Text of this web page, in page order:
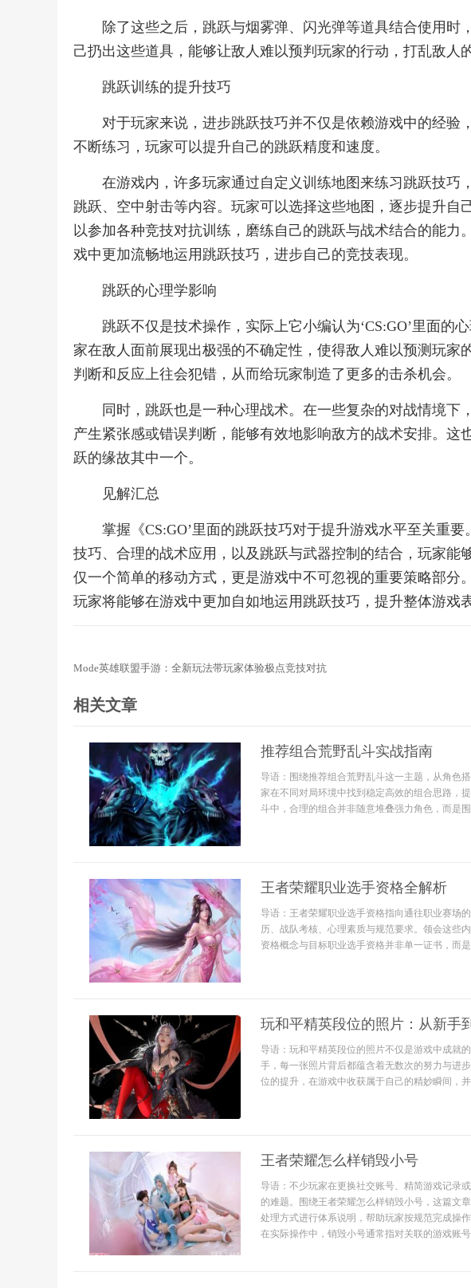
除了这些之后，跳跃与烟雾弹、闪光弹等道具结合使用时
己扔出这些道具，能够让敌人难以预判玩家的行动，打乱敌人
跳跃训练的提升技巧
对于玩家来说，进步跳跃技巧并不仅是依赖游戏中的经验
不断练习，玩家可以提升自己的跳跃精度和速度。
在游戏内，许多玩家通过自定义训练地图来练习跳跃技巧
跳跃、空中射击等内容。玩家可以选择这些地图，逐步提升自
以参加各种竞技对抗训练，磨练自己的跳跃与战术结合的能力
戏中更加流畅地运用跳跃技巧，进步自己的竞技表现。
跳跃的心理学影响
跳跃不仅是技术操作，实际上它小编认为‘CS:GO’里面的
家在敌人面前展现出极强的不确定性，使得敌人难以预测玩家
判断和反应上往会犯错，从而给玩家制造了更多的击杀机会。
同时，跳跃也是一种心理战术。在一些复杂的对战情境下
产生紧张感或错误判断，能够有效地影响敌方的战术安排。这
跃的缘故其中一个。
见解汇总
掌握《CS:GO’里面的跳跃技巧对于提升游戏水平至关重
技巧、合理的战术应用，以及跳跃与武器控制的结合，玩家能
仅一个简单的移动方式，更是游戏中不可忽视的重要策略部分
玩家将能够在游戏中更加自如地运用跳跃技巧，提升整体游戏
Mode英雄联盟手游：全新玩法带玩家体验极点竞技对抗
相关文章
推荐组合荒野乱斗实战指南
导语：围绕推荐组合荒野乱斗这一主题，从角色
家在不同对局环境中找到稳定高效的组合思路，
斗中，合理的组合并非随意堆叠强力角色，而是
王者荣耀职业选手资格全解析
导语：王者荣耀职业选手资格指向通往职业赛场
历、战队考核、心理素质与规范要求。领会这些
资格概念与目标职业选手资格并非单一证书，而
玩和平精英段位的照片：从新手
导语：玩和平精英段位的照片不仅是游戏中成就
手，每一张照片背后都蕴含着无数次的努力与进
位的提升，在游戏中收获属于自己的精妙瞬间，
王者荣耀怎么样销毁小号
导语：不少玩家在更换社交账号、精简游戏记录
的难题。围绕王者荣耀怎么样销毁小号，这篇文
处理方式进行体系说明，帮助玩家按规范完成操
在实际操作中，销毁小号通常指对关联的游戏账